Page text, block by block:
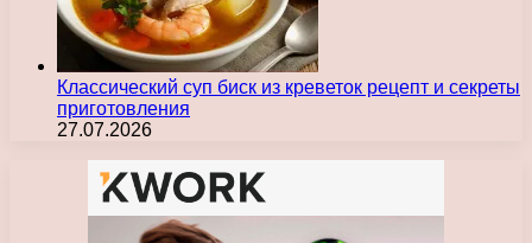
Классический суп биск из креветок рецепт и секреты
приготовления
27.07.2026